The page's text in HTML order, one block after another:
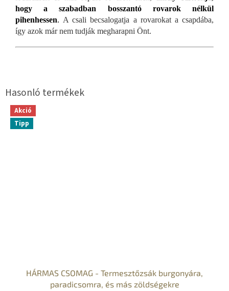
hogy a szabadban bosszantó rovarok nélkül
pihenhessen. A csali becsalogatja a rovarokat a csapdába,
így azok már nem tudják megharapni Önt.
Akció
Tipp
HÁRMAS CSOMAG - Termesztőzsák burgonyára,
paradicsomra, és más zöldségekre